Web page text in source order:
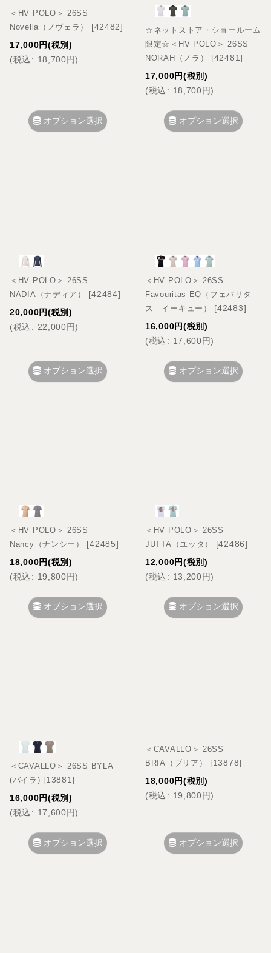
＜HV POLO＞ 26SS
Novella（ノヴェラ）
[42482]
17,000円(税別)
(税込 : 18,700円)
オプション選択
☆ネットストア・ショールーム
限定☆＜HV POLO＞ 26SS
NORAH（ノラ）
[42481]
17,000円(税別)
(税込 : 18,700円)
オプション選択
＜HV POLO＞ 26SS
NADIA（ナディア）
[42484]
20,000円(税別)
(税込 : 22,000円)
オプション選択
＜HV POLO＞ 26SS
Favouritas EQ（フェバリタ
ス イーキュー）
[42483]
16,000円(税別)
(税込 : 17,600円)
オプション選択
＜HV POLO＞ 26SS
Nancy（ナンシー）
[42485]
18,000円(税別)
(税込 : 19,800円)
オプション選択
＜HV POLO＞ 26SS
JUTTA（ユッタ）
[42486]
12,000円(税別)
(税込 : 13,200円)
オプション選択
＜CAVALLO＞ 26SS BYLA
(バイラ) [13881]
16,000円(税別)
(税込 : 17,600円)
オプション選択
＜CAVALLO＞ 26SS
BRIA（ブリア）
[13878]
18,000円(税別)
(税込 : 19,800円)
オプション選択